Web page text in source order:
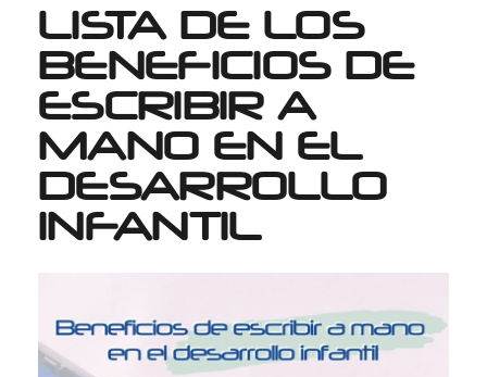
LISTA DE LOS
BENEFICIOS DE
ESCRIBIR A
MANO EN EL
DESARROLLO
INFANTIL